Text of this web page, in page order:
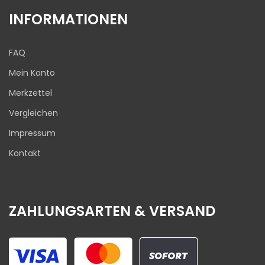
INFORMATIONEN
FAQ
Mein Konto
Merkzettel
Vergleichen
Impressum
Kontakt
ZAHLUNGSARTEN & VERSAND